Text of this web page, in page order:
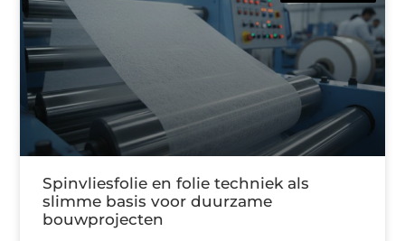
Spinvliesfolie en folie techniek als
slimme basis voor duurzame
bouwprojecten